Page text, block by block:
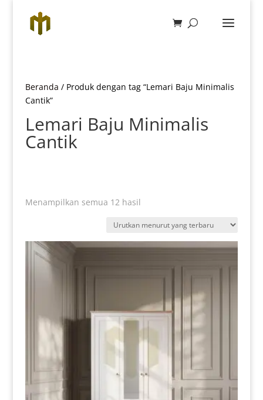
Beranda / Produk dengan tag “Lemari Baju Minimalis
Cantik”
Lemari Baju Minimalis
Cantik
Menampilkan semua 12 hasilDiurutkan
yang
terbaru